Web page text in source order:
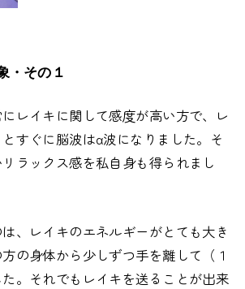
・その１
レイキに関して感度が高い方で、レ
すぐに脳波はα波になりました。そ
ラックス感を私自身も得られまし
、レイキのエネルギーがとても大き
の身体から少しずつ手を離して（１
。それでもレイキを送ることが出来